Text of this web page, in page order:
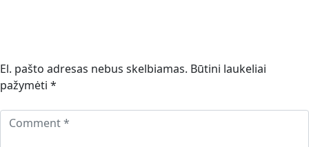
El. pašto adresas nebus skelbiamas. Būtini laukeliai
pažymėti *